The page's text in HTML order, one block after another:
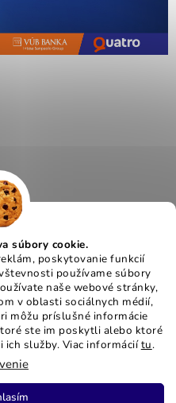
súbory cookie.
poskytovanie funkcií
používame súbory
naše webové stránky,
v oblasti sociálnych médií,
môžu príslušné informácie
ste im poskytli alebo ktoré
ich služby. Viac informáciítu.
práva vyhradené.